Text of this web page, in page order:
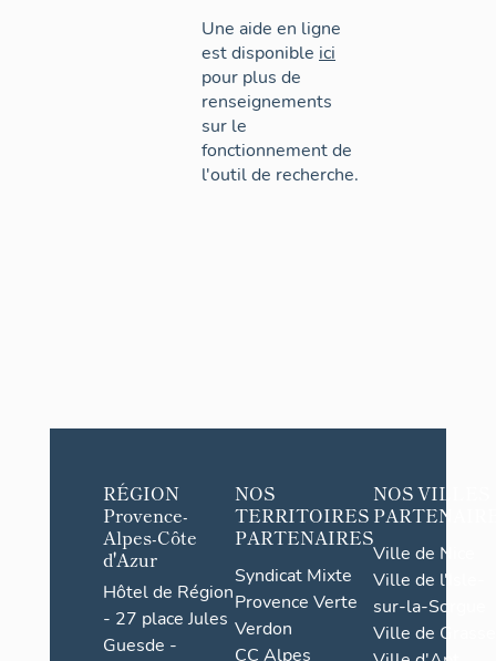
Une aide en ligne
est disponible ici
pour plus de
renseignements
sur le
fonctionnement de
l'outil de recherche.
RÉGION
Provence-
Alpes-Côte
d'Azur
Hôtel de Région
- 27 place Jules
Guesde -
NOS
TERRITOIRES
PARTENAIRES
Syndicat Mixte
Provence Verte
Verdon
CC Alpes
NOS VILLES
Ville de Nice
Ville de l'Isle-
sur-la-Sorgue
Ville de Grasse